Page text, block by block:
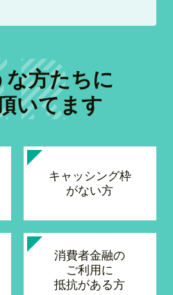
な方たちに
いてます
キャッシング枠
がない方
消費者金融の
ご利用に
抵抗がある方